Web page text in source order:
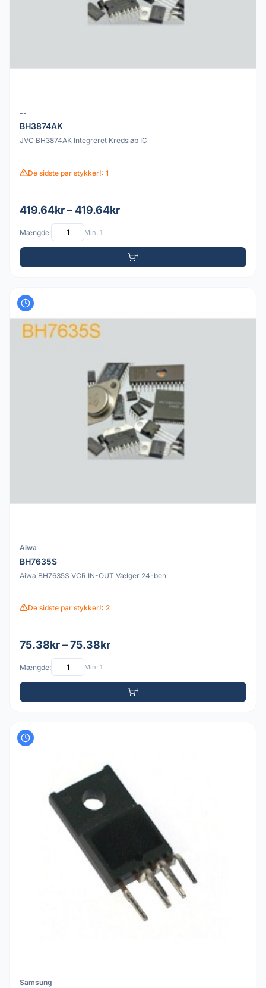
--
BH3874AK
JVC BH3874AK Integreret Kredsløb IC
De sidste par stykker!: 1
419.64kr – 419.64kr
Mængde: Min: 1
Aiwa
BH7635S
Aiwa BH7635S VCR IN-OUT Vælger 24-ben
De sidste par stykker!: 2
75.38kr – 75.38kr
Mængde: Min: 1
Samsung